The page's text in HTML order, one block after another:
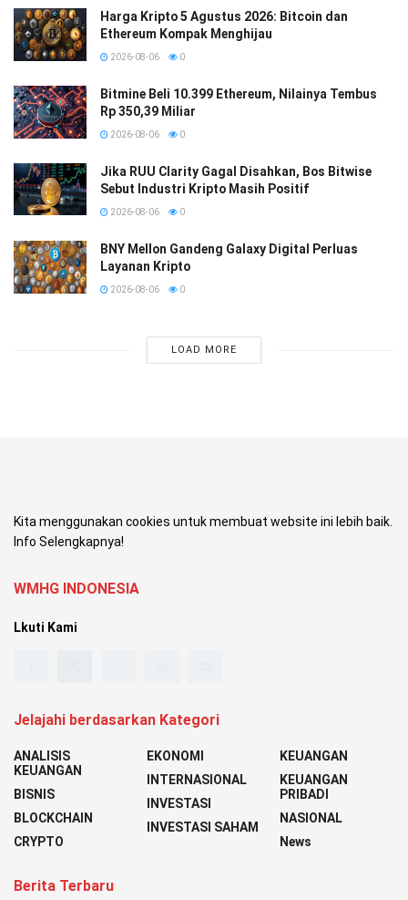
Harga Kripto 5 Agustus 2026: Bitcoin dan
Ethereum Kompak Menghijau
2026-08-06 0
Bitmine Beli 10.399 Ethereum, Nilainya Tembus
Rp 350,39 Miliar
2026-08-06 0
Jika RUU Clarity Gagal Disahkan, Bos Bitwise
Sebut Industri Kripto Masih Positif
2026-08-06 0
BNY Mellon Gandeng Galaxy Digital Perluas
Layanan Kripto
2026-08-06 0
LOAD MORE
Kita menggunakan cookies untuk membuat website ini lebih baik.
Info Selengkapnya!
WMHG INDONESIA
Lkuti Kami
Jelajahi berdasarkan Kategori
ANALISIS
KEUANGAN
BISNIS
BLOCKCHAIN
CRYPTO
EKONOMI
INTERNASIONAL
INVESTASI
INVESTASI SAHAM
KEUANGAN
KEUANGAN
PRIBADI
NASIONAL
News
Berita Terbaru